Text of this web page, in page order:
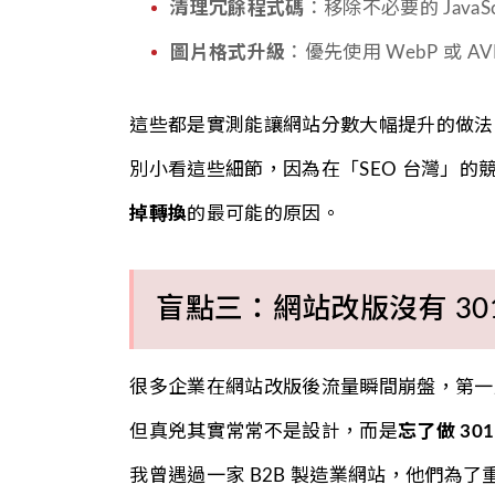
清理冗餘程式碼 ：移除不必要的
圖片格式升級 ：優先使用 WebP 或
這些都是實測能讓網站分數大幅提升的做
別小看這些細節，因為在「SEO 台灣」的
掉轉換的最可能的原因。
盲點三：網站改版沒有
很多企業在網站改版後流量瞬間崩盤，第
但真兇其實常常不是設計，而是忘了做
我曾遇過一家 B2B 製造業網站，他們為了